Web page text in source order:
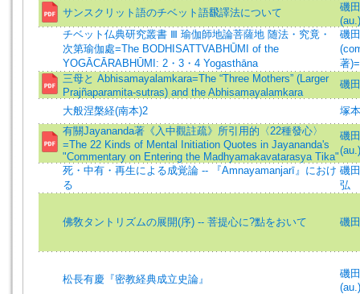
サンスクリット語のチベット語飜譯法について
磯
(au.)
チベット仏典研究叢書 Ⅲ 瑜伽師地論菩薩地 随法・究竟・
次第瑜伽處=The BODHISATTVABHŪMI of the
YOGĀCĀRABHŪMI: 2・3・4 Yogasthāna
磯
著
三母と Abhisamayalamkara=The “Three Mothers” (Larger
Prajñaparamita-sutras) and the Abhisamayalamkara
磯
大般涅槃経(南本)2
塚
有關Jayananda著《入中觀註疏》所引用的〈22種發心〉
=The 22 Kinds of Mental Initiation Quotes in Jayananda's
"Commentary on Entering the Madhyamakavatarasya Tika"
磯
(au.)
死・中有・再生による成覚論 -- 『Amnayamanjarī』におけ
る
磯
弘
佛敎タントリズムの展開(序) -- 菩提心に?點をおいて 磯
松長有慶『密教経典成立史論』
磯
(au.)